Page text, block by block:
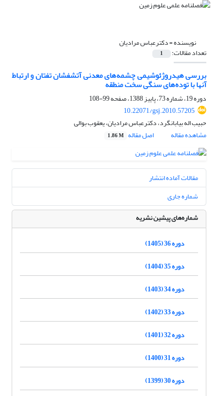
نویسنده =دکترعباس مرادیان
تعداد مقالات: 1
بررسی هیدروژئوشیمی چشمه‌های معدنی آتشفشان تفتان و ارتباط
آنها با توده‌های سنگی سخت منطقه
دوره 19، شماره 73، پاییز 1388، صفحه
99-108
10.22071/gsj.2010.57205
حبیب اله بیابانگرد، دکترعباس مرادیان، یعقوب بوالی
مشاهده مقاله
اصل مقاله 1.86 M
مقالات آماده انتشار
شماره جاری
شماره‌های پیشین نشریه
دوره 36 (1405)
دوره 35 (1404)
دوره 34 (1403)
دوره 33 (1402)
دوره 32 (1401)
دوره 31 (1400)
دوره 30 (1399)